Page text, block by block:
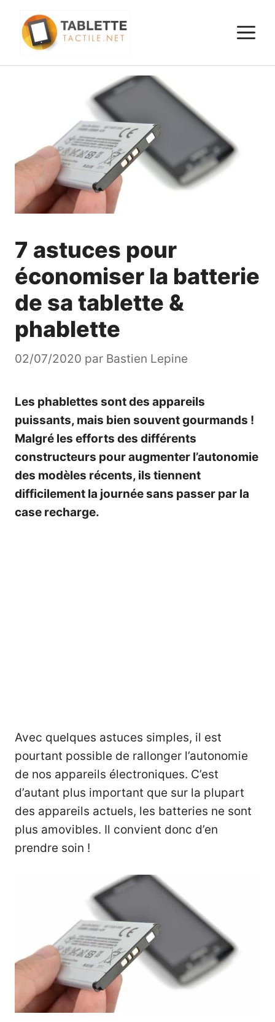
contenu
7 astuces pour
économiser la batterie
de sa tablette &
phablette
02/07/2020 par Bastien Lepine
Les phablettes sont des appareils
puissants, mais bien souvent gourmands !
Malgré les efforts des différents
constructeurs pour augmenter l’autonomie
des modèles récents, ils tiennent
difficilement la journée sans passer par la
case recharge.
Avec quelques astuces simples, il est
pourtant possible de rallonger l’autonomie
de nos appareils électroniques. C’est
d’autant plus important que sur la plupart
des appareils actuels, les batteries ne sont
plus amovibles. Il convient donc d’en
prendre soin !